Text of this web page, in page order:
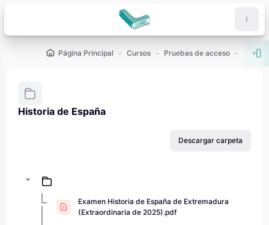
Página Principal Cursos Pruebas de acceso PAU -
Historia de España
Descargar carpeta
Examen Historia de España de Extremadura
(Extraordinaria de 2025).pdf